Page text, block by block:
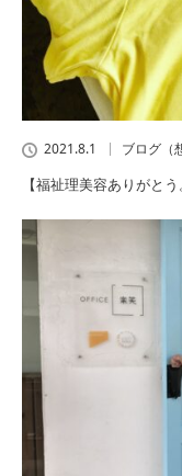
2021.8.1 ブログ（
【福祉理美容ありがとう